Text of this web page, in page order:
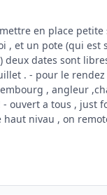
en place
, et un pote (qui est
) deux dates sont
. - pour le
, angleur
- ouvert a tous , just
haut nivau , on